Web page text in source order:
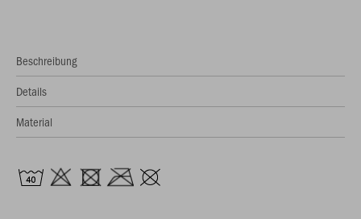
Beschreibung
Details
Material